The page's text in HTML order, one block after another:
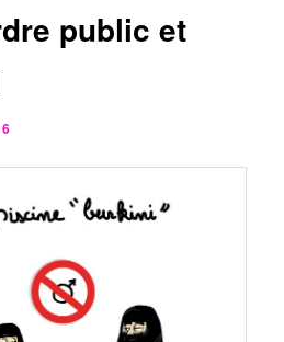
public et